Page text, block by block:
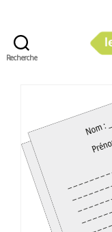
Recherche